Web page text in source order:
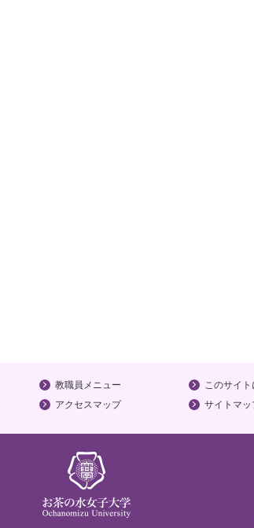
教職員メニュー このサイ
アクセスマップ サイトマッ